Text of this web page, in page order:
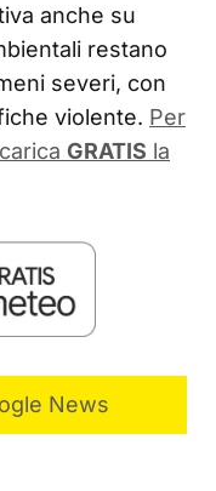
anche su
restano
severi, con
violente. Per
GRATIS la
News